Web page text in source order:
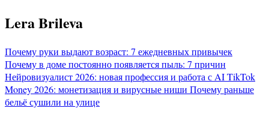
Перейти
к
Lera Brileva
Почему руки выдают возраст: 7 ежедневных привычек
Почему в доме постоянно появляется пыль: 7 причин
Нейровизуалист 2026: новая профессия и работа с AITikTok
Money 2026: монетизация и вирусные ниши Почему раньше
бельё сушили на улице